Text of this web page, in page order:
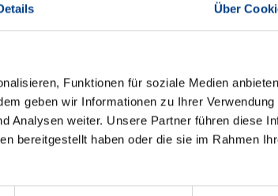
Über
Funktionen für soziale Medien
geben wir Informationen zu Ihrer Verwendung
Analysen weiter. Unsere Partner führen diese
bereitgestellt haben oder die sie im Rahmen